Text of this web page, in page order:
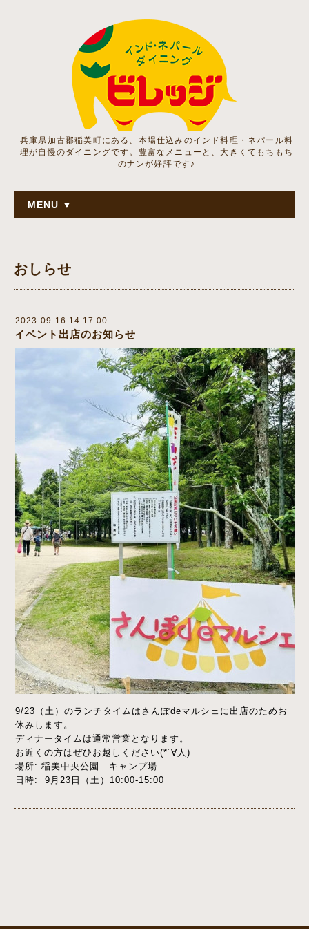
兵庫県加古郡稲美町にある、本場仕込みのインド料理・ネパール料
理が自慢のダイニングです。豊富なメニューと、大きくてもちもち
のナンが好評です♪
MENU ▼
おしらせ
2023-09-16 14:17:00
イベント出店のお知らせ
9/23（土）のランチタイムはさんぽdeマルシェに出店のためお
休みします。
ディナータイムは通常営業となります。
お近くの方はぜひお越しください(*´∀人)
場所: 稲美中央公園 キャンプ場
日時: 9月23日（土）10:00-15:00